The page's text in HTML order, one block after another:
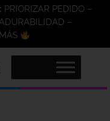
PRIORIZAR PEDIDO –
–